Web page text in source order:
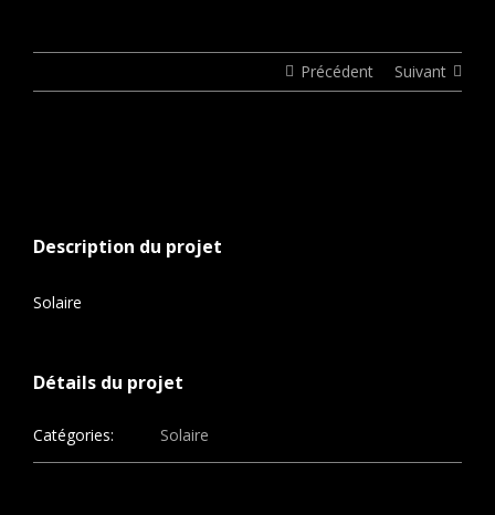
Précédent Suivant
Description du projet
Solaire
Détails du projet
Catégories: Solaire